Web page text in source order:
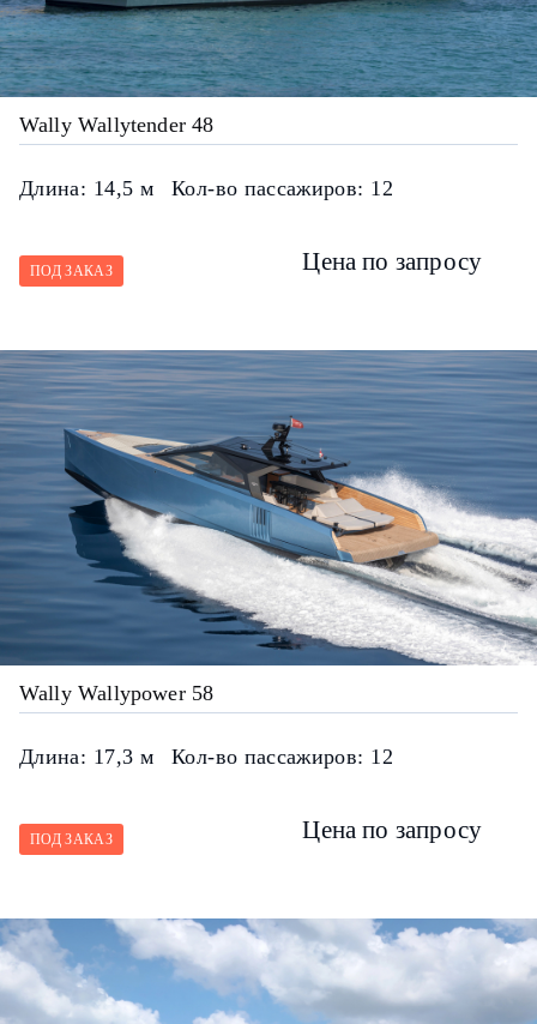
Wally Wallytender 48
Длина: 14,5 м Кол-во пассажиров: 12
ПОД ЗАКАЗ Цена по запросу
Wally Wallypower 58
Длина: 17,3 м Кол-во пассажиров: 12
ПОД ЗАКАЗ Цена по запросу